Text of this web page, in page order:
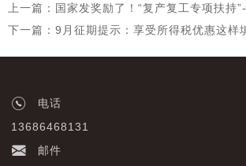
上一篇：国家发奖励了！“复产复工专项扶持
下一篇：9月征期提示：享受所得税优惠这样
电话
13686468131
邮件